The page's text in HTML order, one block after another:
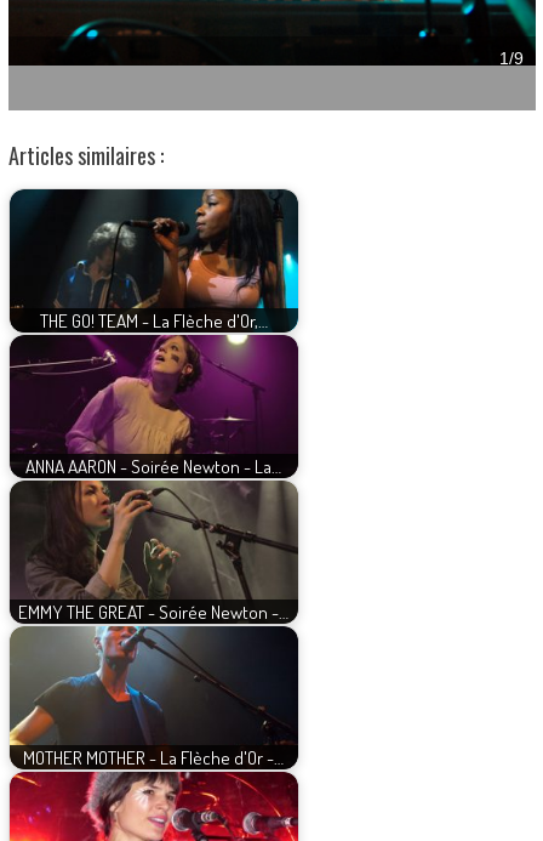
Articles similaires :
THE GO! TEAM - La Flèche d'Or,…
ANNA AARON - Soirée Newton - La…
EMMY THE GREAT - Soirée Newton -…
MOTHER MOTHER - La Flèche d'Or -…